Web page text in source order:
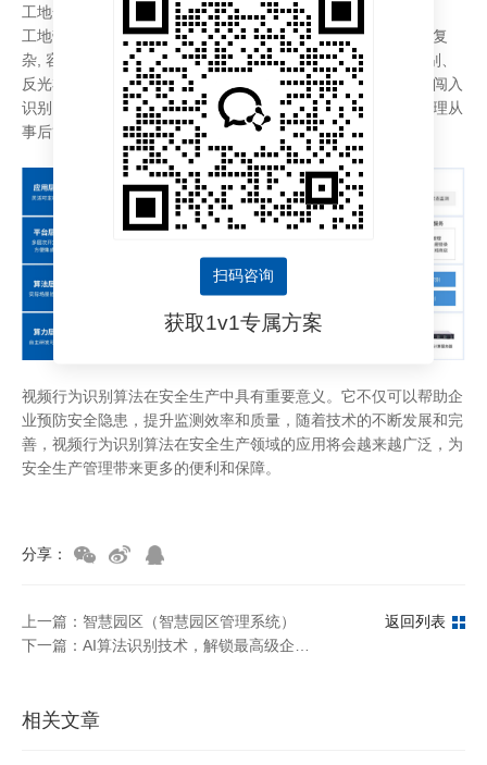
工地安全生产
工地劳动人员多样、流动频繁，现场人机交叉施工，场地环境复
杂, 容易引发安全事故，管理成本高、难度大。采用安全帽识别、
反光衣识别、工作服识别、打电话识别、皮肤裸露识别、人员闯入
识别、吸烟识别、离岗识别等行为识别，推动施工作业风险管理从
事后管理向事前、事中管理转变，使作业风险得到有效管控。
视频行为识别算法在安全生产中具有重要意义。它不仅可以帮助企
业预防安全隐患，提升监测效率和质量，随着技术的不断发展和完
善，视频行为识别算法在安全生产领域的应用将会越来越广泛，为
安全生产管理带来更多的便利和保障。
分享：
上一篇：智慧园区（智慧园区管理系统）
返回列表
下一篇：AI算法识别技术，解锁最高级企业安防能力
相关文章
扫码咨询
获取1v1专属方案